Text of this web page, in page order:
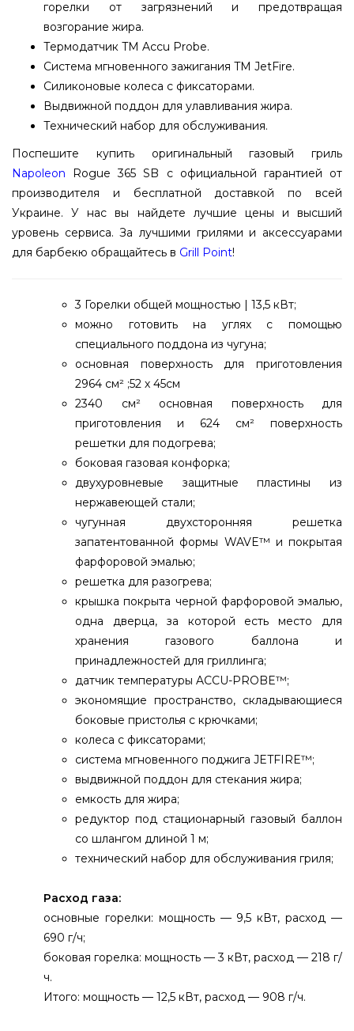
горелки от загрязнений и предотвращая
возгорание жира.
Термодатчик TM Accu Probe.
Система мгновенного зажигания TM JetFire.
Силиконовые колеса с фиксаторами.
Выдвижной поддон для улавливания жира.
Технический набор для обслуживания.
Поспешите купить оригинальный газовый гриль
Napoleon Rogue 365 SB с официальной гарантией от
производителя и бесплатной доставкой по всей
Украине. У нас вы найдете лучшие цены и высший
уровень сервиса. За лучшими грилями и аксессуарами
для барбекю обращайтесь в Grill Point!
3 Горелки общей мощностью | 13,5 кВт;
можно готовить на углях с помощью
специального поддона из чугуна;
основная поверхность для приготовления
2964 см² ;52 х 45см
2340 см² основная поверхность для
приготовления и 624 см² поверхность
решетки для подогрева;
боковая газовая конфорка;
двухуровневые защитные пластины из
нержавеющей стали;
чугунная двухсторонняя решетка
запатентованной формы WAVE™ и покрытая
фарфоровой эмалью;
решетка для разогрева;
крышка покрыта черной фарфоровой эмалью,
одна дверца, за которой есть место для
хранения газового баллона и
принадлежностей для гриллинга;
датчик температуры ACCU-PROBE™;
экономящие пространство, складывающиеся
боковые пристолья с крючками;
колеса с фиксаторами;
система мгновенного поджига JETFIRE™;
выдвижной поддон для стекания жира;
емкость для жира;
редуктор под стационарный газовый баллон
со шлангом длиной 1 м;
технический набор для обслуживания гриля;
Расход газа:
основные горелки: мощность — 9,5 кВт, расход —
690 г/ч;
боковая горелка: мощность — 3 кВт, расход — 218 г/
ч.
Итого: мощность — 12,5 кВт, расход — 908 г/ч.